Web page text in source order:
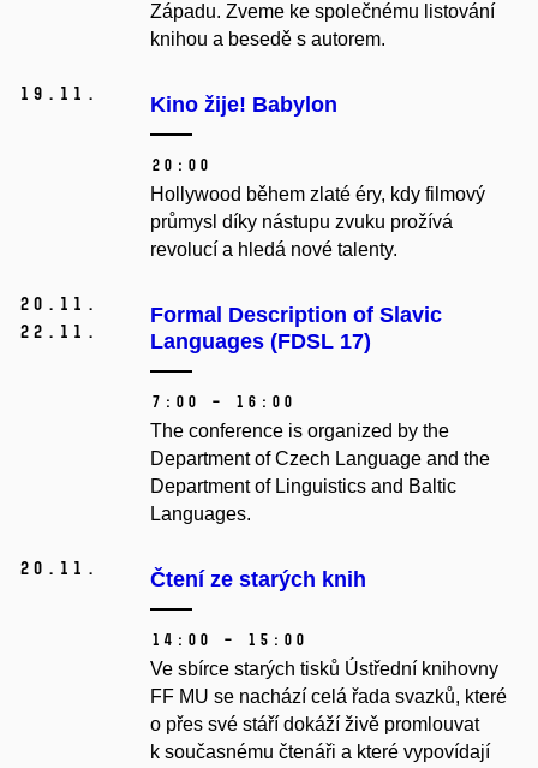
Západu.​ Zveme ke společnému listování
knihou a besedě s autorem.
19. 11. Kino žije! Babylon
20:00
Hollywood během zlaté éry, kdy filmový
průmysl díky nástupu zvuku prožívá
revolucí a hledá nové talenty.
20. 11.
22. 11.
Formal Description of Slavic
Languages (FDSL 17)
7:00 – 16:00
The conference is organized by the
Department of Czech Language and the
Department of Linguistics and Baltic
Languages.
20. 11. Čtení ze starých knih
14:00 – 15:00
Ve sbírce starých tisků Ústřední knihovny
FF MU se nachází celá řada svazků, které
o přes své stáří dokáží živě promlouvat
k současnému čtenáři a které vypovídají